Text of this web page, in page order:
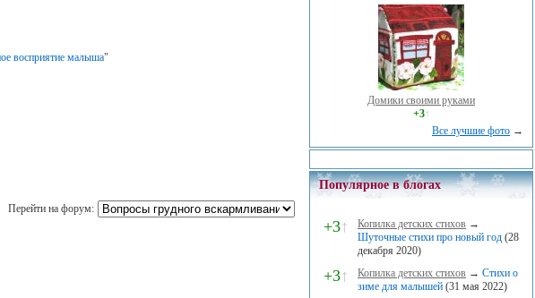
восприятие малыша"
Перейти на форум:
Домики своими руками
+3↑
Все лучшие фото →
Популярное в блогах
+3↑ Копилка детских стихов →
Шуточные стихи про новый год (28
декабря 2020)
+3↑ Копилка детских стихов → Стихи о
зиме для малышей (31 мая 2022)